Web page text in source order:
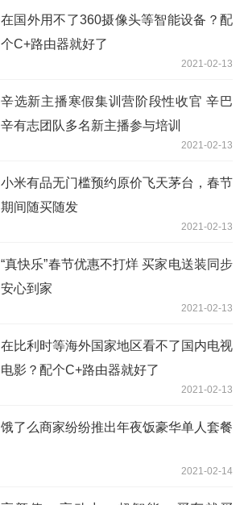
在国外用不了360摄像头等智能设备？配
个C+路由器就好了
2021-02-13
辛选新主播寒假集训营阶段性收官 辛巴
辛有志团队多名新主播参与培训
2021-02-13
小米有品无门槛预约原价飞天茅台，春节
期间随买随发
2021-02-13
“真快乐”春节优惠不打烊 买家电送装同步
安心到家
2021-02-13
在比利时等海外国家地区看不了国内电视
电影？配个C+路由器就好了
2021-02-13
饿了么商家纷纷推出年夜饭豪华单人套餐
2021-02-14